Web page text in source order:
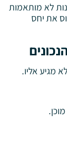
לא מותאמות
את יחס
אליו.